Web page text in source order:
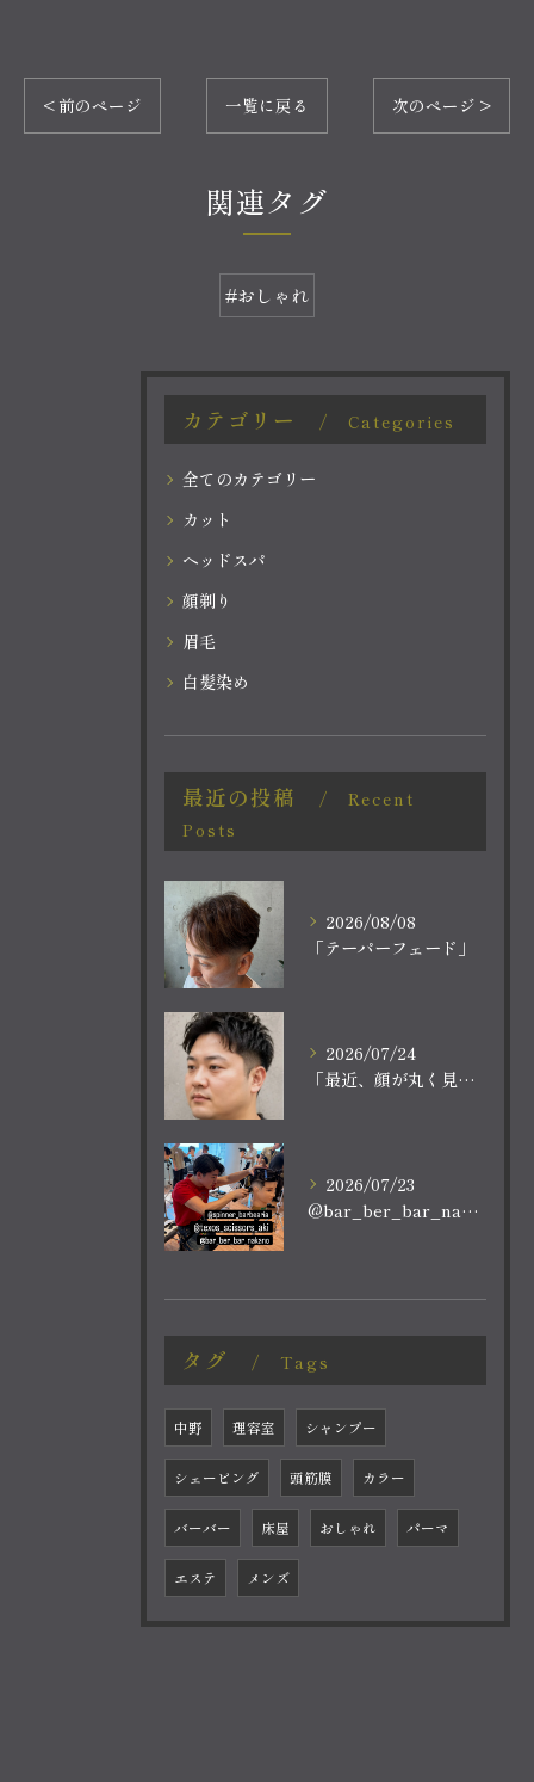
< 前のページ 一覧に戻る 次のページ >
関連タグ
#おしゃれ
カテゴリー Categories
全てのカテゴリー
カット
ヘッドスパ
顔剃り
眉毛
白髪染め
最近の投稿
Recent
Posts
2026/08/08
「テーパーフェード」
2026/07/24
「最近、顔が丸く見える。
2026/07/23
@bar_ber_bar_nakano
タグ Tags
中野 理容室 シャンプー
シェービング 頭筋膜 カラー
バーバー 床屋 おしゃれ パーマ
エステ メンズ